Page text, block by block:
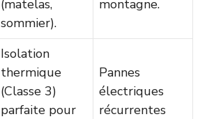
(matelas,
sommier).
montagne.
Isolation
thermique
(Classe 3)
parfaite pour
Pannes
électriques
récurrentes